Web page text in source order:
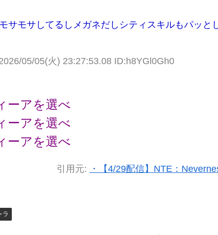
サモサしてるしメガネだしシティスキルもパッと
05/05(火) 23:27:53.08 ID:h8YGl0Gh0
ーアを選べ
ーアを選べ
ーアを選べ
引用元: ・【4/29配信】NTE：
ラ